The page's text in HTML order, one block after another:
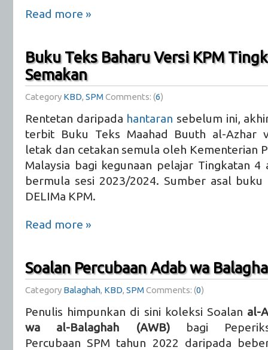
Read more »
Buku Teks Baharu Versi KPM
Semakan
Category KBD, SPM Comments: (6)
Rentetan daripada hantaran sebelum ini,
terbit Buku Teks Maahad Buuth al-Azhar
letak dan cetakan semula oleh Kementerian
Malaysia bagi kegunaan pelajar Tingkatan 4
bermula sesi 2023/2024. Sumber asal
DELIMa KPM.
Read more »
Soalan Percubaan Adab wa
Category Balaghah, KBD, SPM Comments: (0)
Penulis himpunkan di sini koleksi Soalan al-
wa al-Balaghah (AWB)bagi
Percubaan SPM tahun 2022 daripada